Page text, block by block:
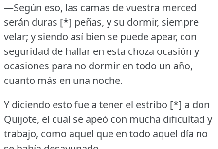
—Según eso, las camas de vuestra merced
serán duras [*] peñas, y su dormir, siempre
velar; y siendo así bien se puede apear, con
seguridad de hallar en esta choza ocasión y
ocasiones para no dormir en todo un año,
cuanto más en una noche.
Y diciendo esto fue a tener el estribo [*] a don
Quijote, el cual se apeó con mucha dificultad y
trabajo, como aquel que en todo aquel día no